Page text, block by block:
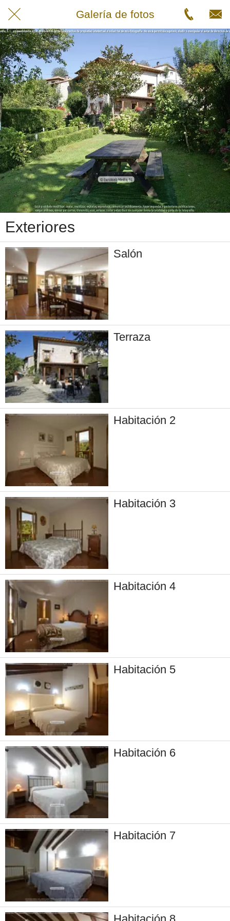
Galería de fotos
Exteriores
Salón
Terraza
Habitación 2
Habitación 3
Habitación 4
Habitación 5
Habitación 6
Habitación 7